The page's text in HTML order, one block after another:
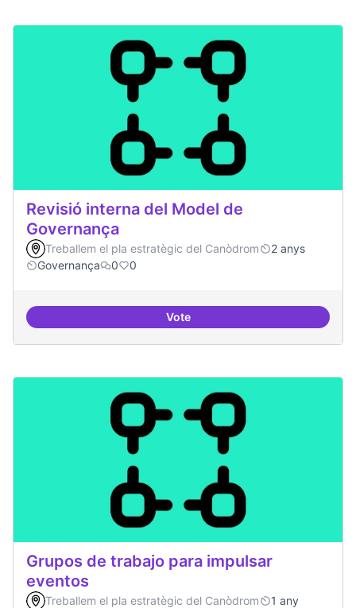
Revisió interna del Model de
Governança
Treballem el pla estratègic del Canòdrom
2 anys
Governança
0 0
VoteRevisió interna del Model de
Grupos de trabajo para impulsar
eventos
Treballem el pla estratègic del Canòdrom
1 any